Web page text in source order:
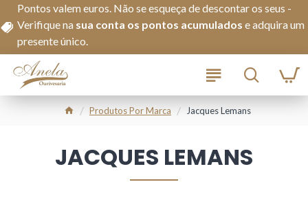
Pontos valem euros. Não se esqueça de descontar os seus -
Verifique na sua conta os pontos acumulados e adquira um
presente único.
Produtos Por Marca Jacques Lemans
JACQUES LEMANS